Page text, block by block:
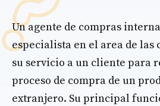
Un agente de compras
especialista en el area de las
su servicio a un cliente para
proceso de compra de un
extranjero. Su principal